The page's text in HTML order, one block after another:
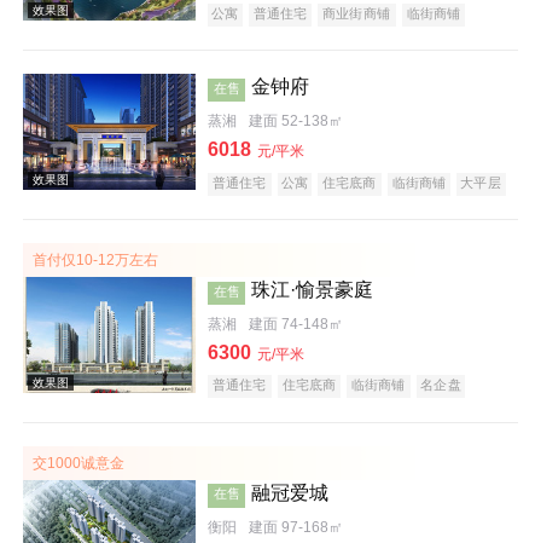
效果图
效果图
公寓 普通住宅 商业街商铺
临街商铺
在售 金钟府
蒸湘 建面 52-138㎡
6018 元/平米
普通住宅 公寓 住宅底商 临街商铺
大平层
首付仅10-12万左右
在售 珠江·愉景豪庭
蒸湘 建面 74-148㎡
6300 元/平米
普通住宅 住宅底商 临街商铺
名企盘
交1000诚意金
在售 融冠爱城
衡阳 建面 97-168㎡